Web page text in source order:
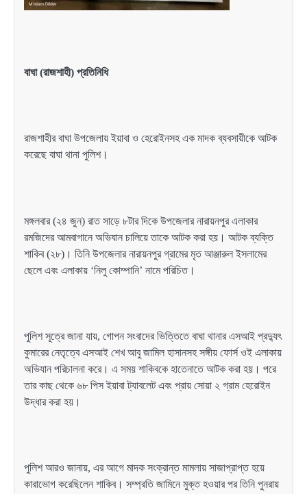
বাঘা (রাজশাহী) প্রতিনিধি
রাজশাহীর বাঘা উপজেলায় ইয়াবা ও হেরোইনসহ এক মাদক ব্যবসায়ীকে আটক
করেছে বাঘা থানা পুলিশ।
মঙ্গলবার (২৪ জুন) রাত সাড়ে ৮টার দিকে উপজেলার নারায়নপুর এলাকার
রমজিদের আমবাগানে অভিযান চালিয়ে তাকে আটক করা হয়। আটক ব্যক্তি
শাকিব (২৮)। তিনি উপজেলার নারায়নপুর গ্রামের মৃত আঞ্জারুল ইসলামের
ছেলে এবং এলাকায় ‘নিলু কোম্পানি’ নামে পরিচিত।
পুলিশ সূত্রে জানা যায়, গোপন সংবাদের ভিত্তিতে বাঘা থানার এসআই প্রদ্যুৎ
কুমারের নেতৃত্বে এসআই শেখ আবু জামিল হাসানসহ সঙ্গীয় ফোর্স ওই এলাকায়
অভিযান পরিচালনা করে। এ সময় শাকিবকে হাতেনাতে আটক করা হয়। পরে
তার কাছ থেকে ৬৮ পিস ইয়াবা ট্যাবলেট এবং প্রায় সোয়া ২ গ্রাম হেরোইন
উদ্ধার করা হয়।
পুলিশ আরও জানায়, এর আগে মাদক সংক্রান্ত মামলায় সাজাপ্রাপ্ত হয়ে
কারাভোগ করেছিলেন শাকিব। সম্প্রতি জামিনে মুক্ত হওয়ার পর তিনি পুনরায়